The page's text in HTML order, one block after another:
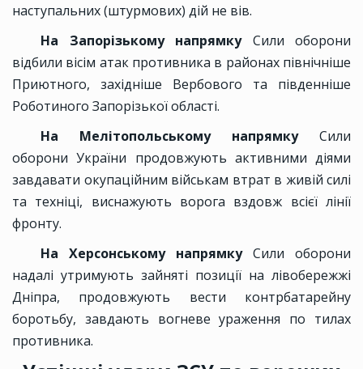
наступальних (штурмових) дій не вів.
На Запорізькому напрямкуСили оборони
відбили вісім атак противника в районах північніше
Приютного, західніше Вербового та південніше
Роботиного Запорізької області.
На Мелітопольському напрямкуСили
оборони України продовжують активними діями
завдавати окупаційним військам втрат в живій силі
та техніці, виснажують ворога вздовж всієї лінії
фронту.
На Херсонському напрямкуСили оборони
надалі утримують зайняті позиції на лівобережжі
Дніпра, продовжують вести контрбатарейну
боротьбу, завдають вогневе ураження по тилах
противника.